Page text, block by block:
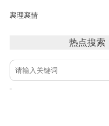
襄理襄情
热点搜索